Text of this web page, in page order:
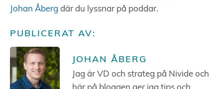
Johan Åberg där du lyssnar på poddar.
PUBLICERAT AV:
JOHAN ÅBERG
Jag är VD och strateg på Nivide och